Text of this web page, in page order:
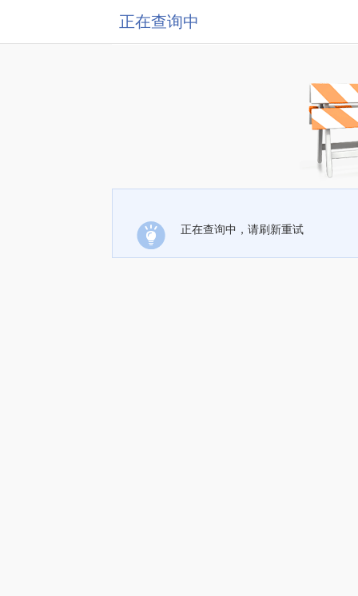
正在查询中
正在查询中，请刷新重试